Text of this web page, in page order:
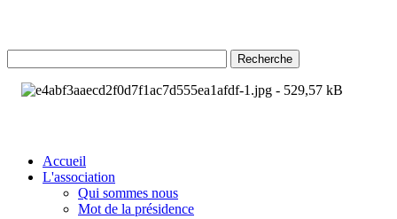
Recherche
Accueil
L'association
Qui sommes nous
Mot de la présidence